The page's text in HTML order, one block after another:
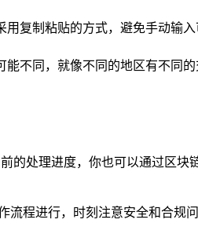
复制粘贴的方式，避免手动输
不同，就像不同的地区有不同
的处理进度，你也可以通过区块
流程进行，时刻注意安全和合规